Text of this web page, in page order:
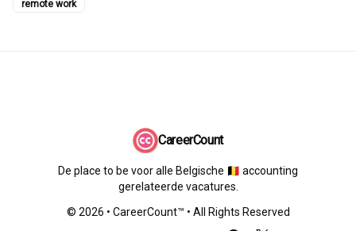
remote work
CareerCount
De place to be voor alle Belgische 🇧🇪 accounting
gerelateerde vacatures.
© 2026 • CareerCount™ • All Rights Reserved